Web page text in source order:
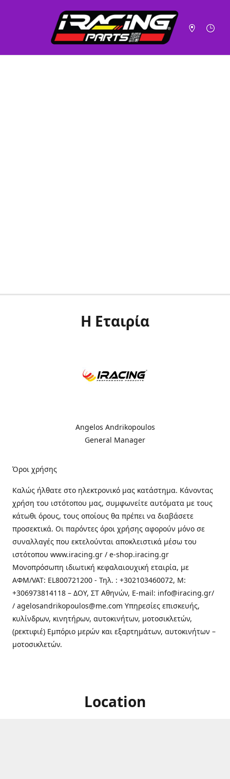
Η Εταιρία
Angelos Andrikopoulos
General Manager
Όροι χρήσης
Καλώς ήλθατε στo ηλεκτρονικό μας κατάστημα. Κάνοντας
χρήση του ιστότοπου μας, συμφωνείτε αυτόματα με τους
κάτωθι όρους, τους οποίους θα πρέπει να διαβάσετε
προσεκτικά. Οι παρόντες όροι χρήσης αφορούν μόνο σε
συναλλαγές που εκτελούνται αποκλειστικά μέσω του
ιστότοπου www.iracing.gr / e-shop.iracing.gr
Μονοπρόσωπη ιδιωτική κεφαλαιουχική εταιρία, με
ΑΦΜ/VAT: EL800721200 - Τηλ. : +302103460072, M:
+306973814118 – ΔΟΥ, ΣΤ Αθηνών, E-mail: info@iracing.gr/
/ agelosandrikopoulos@me.com Υπηρεσίες επισκευής,
κυλίνδρων, κινητήρων, αυτοκινήτων, μοτοσικλετών,
(ρεκτιφιέ) Εμπόριο μερών και εξαρτημάτων, αυτοκινήτων –
μοτοσικλετών.
Location